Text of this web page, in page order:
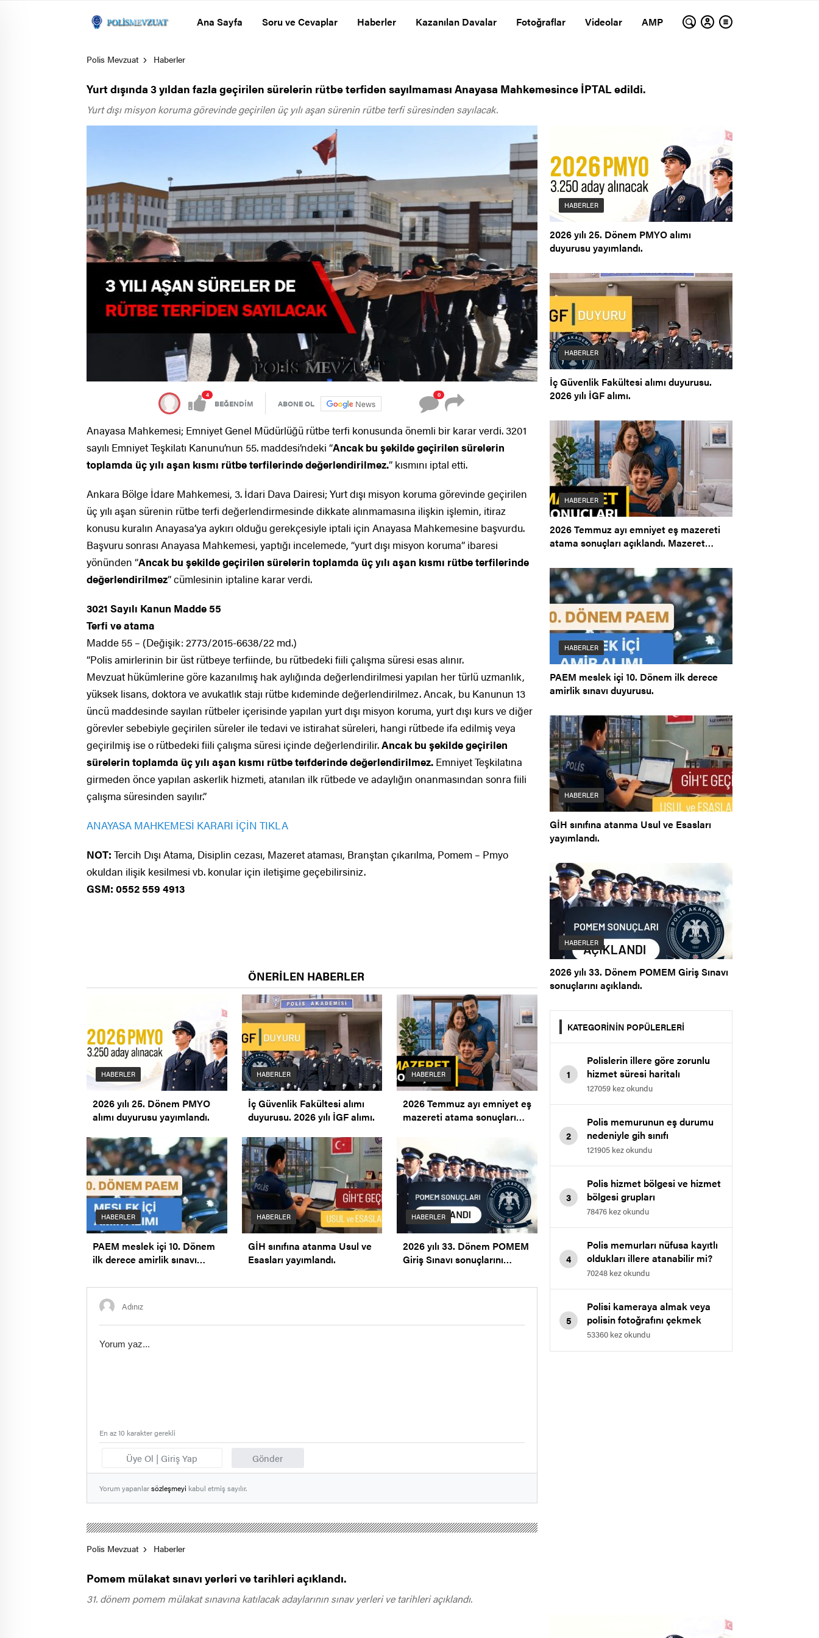
Ana Sayfa Soru ve Cevaplar Haberler Kazanılan Davalar Fotoğraflar Videolar AMP
Polis Mevzuat Haberler
Yurt dışında 3 yıldan fazla geçirilen sürelerin rütbe terfiden sayılmaması Anayasa Mahkemesince İPTAL edildi.
Yurt dışı misyon koruma görevinde geçirilen üç yılı aşan sürenin rütbe terfi süresinden sayılacak.
4
BEĞENDİM ABONE OL News
0
Anayasa Mahkemesi; Emniyet Genel Müdürlüğü rütbe terfi konusunda önemli bir karar verdi. 3201
sayılı Emniyet Teşkilatı Kanunu’nun 55. maddesi’ndeki “Ancak bu şekilde geçirilen sürelerin
toplamda üç yılı aşan kısmı rütbe terfilerinde değerlendirilmez.” kısmını iptal etti.
Ankara Bölge İdare Mahkemesi, 3. İdari Dava Dairesi; Yurt dışı misyon koruma görevinde geçirilen
üç yılı aşan sürenin rütbe terfi değerlendirmesinde dikkate alınmamasına ilişkin işlemin, itiraz
konusu kuralın Anayasa’ya aykırı olduğu gerekçesiyle iptali için Anayasa Mahkemesine başvurdu.
Başvuru sonrası Anayasa Mahkemesi, yaptığı incelemede, “yurt dışı misyon koruma” ibaresi
yönünden “Ancak bu şekilde geçirilen sürelerin toplamda üç yılı aşan kısmı rütbe terfilerinde
değerlendirilmez” cümlesinin iptaline karar verdi.
3021 Sayılı Kanun Madde 55
Terfi ve atama
Madde 55 – (Değişik: 2773/2015-6638/22 md.)
“Polis amirlerinin bir üst rütbeye terfiinde, bu rütbedeki fiili çalışma süresi esas alınır.
Mevzuat hükümlerine göre kazanılmış hak aylığında değerlendirilmesi yapılan her türlü uzmanlık,
yüksek lisans, doktora ve avukatlık stajı rütbe kıdeminde değerlendirilmez. Ancak, bu Kanunun 13
üncü maddesinde sayılan rütbeler içerisinde yapılan yurt dışı misyon koruma, yurt dışı kurs ve diğer
görevler sebebiyle geçirilen süreler ile tedavi ve istirahat süreleri, hangi rütbede ifa edilmiş veya
geçirilmiş ise o rütbedeki fiili çalışma süresi içinde değerlendirilir.Ancak bu şekilde geçirilen
sürelerin toplamda üç yılı aşan kısmı rütbe teıfderinde değerlendirilmez. Emniyet Teşkilatına
girmeden önce yapılan askerlik hizmeti, atanılan ilk rütbede ve adaylığın onanmasından sonra fiili
çalışma süresinden sayılır.”
ANAYASA MAHKEMESİ KARARI İÇİN TIKLA
NOT: Tercih Dışı Atama, Disiplin cezası, Mazeret ataması, Branştan çıkarılma, Pomem – Pmyo
okuldan ilişik kesilmesi vb. konular için iletişime geçebilirsiniz.
GSM: 0552 559 4913
ÖNERİLEN HABERLER
HABERLER
2026 yılı 25. Dönem PMYO
alımı duyurusu yayımlandı.
HABERLER
İç Güvenlik Fakültesi alımı
duyurusu. 2026 yılı İGF alımı.
HABERLER
2026 Temmuz ayı emniyet eş
mazereti atama sonuçları
HABERLER
PAEM meslek içi 10. Dönem
ilk derece amirlik sınavı
HABERLER
GİH sınıfına atanma Usul ve
Esasları yayımlandı.
HABERLER
2026 yılı 33. Dönem POMEM
Giriş Sınavı sonuçlarını
Üye Ol | Giriş Yap Gönder
En az 10 karakter gerekli
Yorum yapanlarsözleşmeyi kabul etmiş sayılır.
HABERLER
2026 yılı 25. Dönem PMYO alımı
duyurusu yayımlandı.
HABERLER
İç Güvenlik Fakültesi alımı duyurusu.
2026 yılı İGF alımı.
HABERLER
2026 Temmuz ayı emniyet eş mazereti
atama sonuçları açıklandı. Mazeret
HABERLER
PAEM meslek içi 10. Dönem ilk derece
amirlik sınavı duyurusu.
HABERLER
GİH sınıfına atanma Usul ve Esasları
yayımlandı.
HABERLER
2026 yılı 33. Dönem POMEM Giriş Sınavı
sonuçlarını açıklandı.
KATEGORİNİN POPÜLERLERİ
1
Polislerin illere göre zorunlu
hizmet süresi haritalı
gösterim.
127059 kez okundu
2
Polis memurunun eş durumu
nedeniyle gih sınıfı
memurluğuna geçmesi.
121905 kez okundu
3
Polis hizmet bölgesi ve hizmet
bölgesi grupları
78476 kez okundu
4
Polis memurları nüfusa kayıtlı
oldukları illere atanabilir mi?
70248 kez okundu
5
Polisi kameraya almak veya
polisin fotoğrafını çekmek
yasaklandı
53360 kez okundu
Polis Mevzuat Haberler
Pomem mülakat sınavı yerleri ve tarihleri açıklandı.
31. dönem pomem mülakat sınavına katılacak adaylarının sınav yerleri ve tarihleri açıklandı.